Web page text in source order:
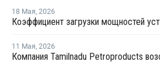
18 Мая, 2026
11 Мая, 2026